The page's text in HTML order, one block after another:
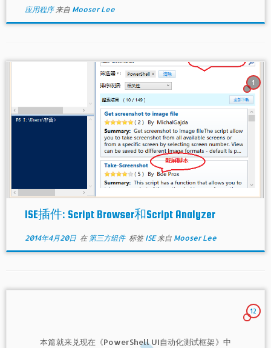
应用程序来自 Mooser Lee
1
ISE插件: Script Browser和Script Analyzer
2014年4月20日在 第三方组件 标签ISE来自 Mooser Lee
12
本篇就来兑现在《PowerShell UI自动化测试框架》中